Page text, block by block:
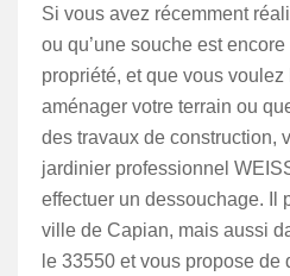
Si vous avez récemment
ou qu’une souche est
propriété, et que vous voulez
aménager votre terrain ou
des travaux de construction,
jardinier professionnel
effectuer un dessouchage. Il
ville de Capian, mais aussi
le 33550 et vous propose